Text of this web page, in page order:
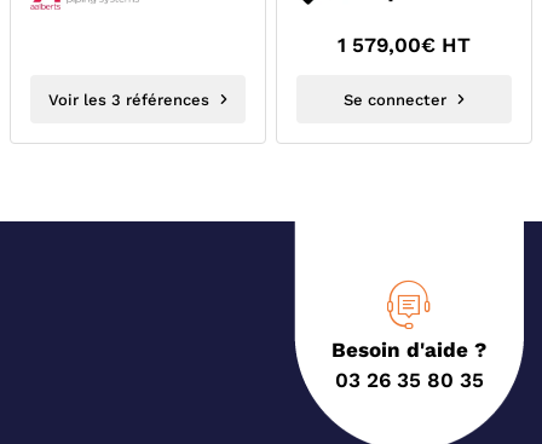
Voir les 3 références
1 579,00€ HT
Se connecter
Besoin d'aide ?
03 26 35 80 35